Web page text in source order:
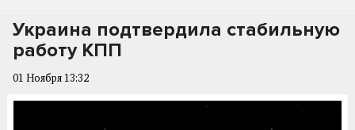
Украина подтвердила стабильную
работу КПП
01 Ноября 13:32